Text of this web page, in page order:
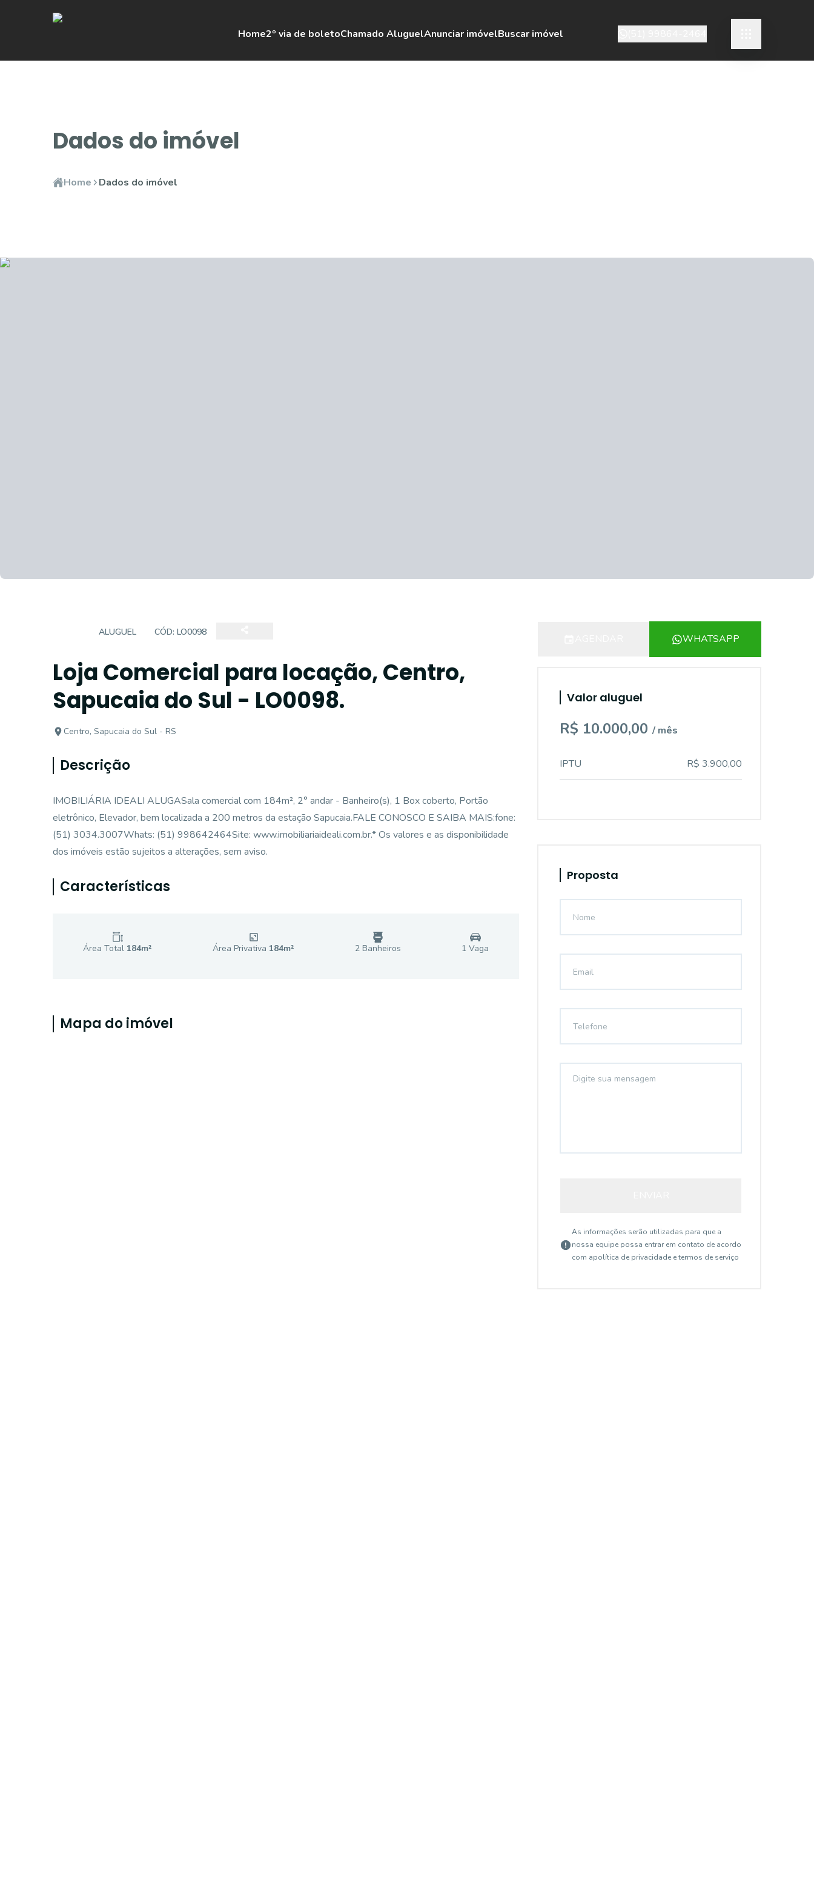
Home2º via de boletoChamado AluguelAnunciar imóvelBuscar imóvel
Dados do imóvel
Home Dados do imóvel
ALUGUEL CÓD: LO0098
Loja Comercial para locação, Centro,
Sapucaia do Sul - LO0098.
Centro, Sapucaia do Sul - RS
Descrição
IMOBILIÁRIA IDEALI ALUGASala comercial com 184m², 2° andar - Banheiro(s), 1 Box coberto, Portão
eletrônico, Elevador, bem localizada a 200 metros da estação Sapucaia.FALE CONOSCO E SAIBA MAIS:fone:
(51) 3034.3007Whats: (51) 998642464Site: www.imobiliariaideali.com.br.* Os valores e as disponibilidade
dos imóveis estão sujeitos a alterações, sem aviso.
Características
Área Total 184m² Área Privativa 184m² 2 Banheiros 1 Vaga
Mapa do imóvel
WHATSAPP
Valor aluguel
R$ 10.000,00 / mês
IPTU R$ 3.900,00
Proposta
As informações serão utilizadas para que a
nossa equipe possa entrar em contato de acordo
com apolítica de privacidade e termos de serviço